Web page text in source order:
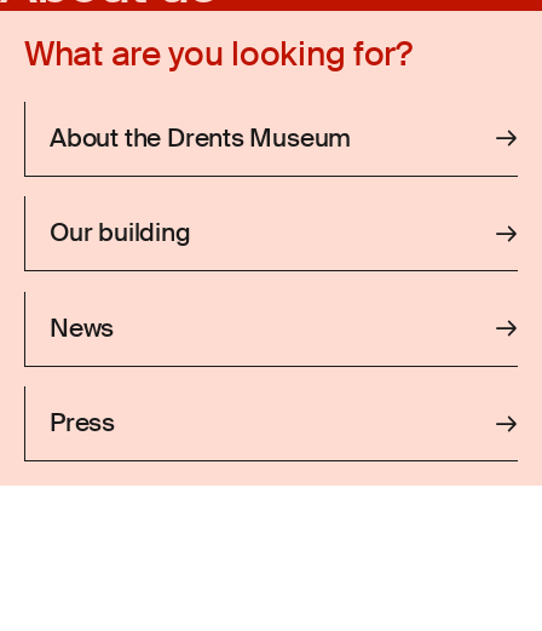
What are you looking for?
About the Drents Museum
Our building
News
Press